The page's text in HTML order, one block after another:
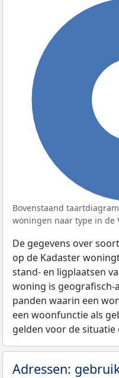
Bovenstaand
woningen naar type in de
De gegevens over
op de Kadaster
stand- en ligplaatsen
woning is
panden waarin een
een woonfunctie als
gelden voor de situatie
Adressen: